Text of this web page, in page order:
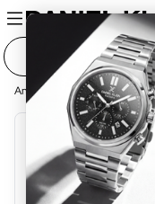
Ana Sayfa Tedarikçi Listesi
Alfabetik Sıralama
A B C